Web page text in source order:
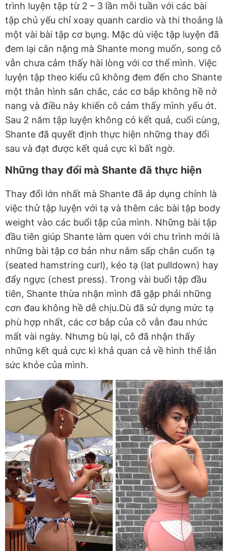
trình luyện tập từ 2 – 3 lần mỗi tuần với các bài
tập chủ yếu chỉ xoay quanh cardio và thi thoảng là
một vài bài tập cơ bụng. Mặc dù việc tập luyện đã
đem lại cân nặng mà Shante mong muốn, song cô
vẫn chưa cảm thấy hài lòng với cơ thể mình. Việc
luyện tập theo kiểu cũ không đem đến cho Shante
một thân hình săn chắc, các cơ bắp không hề nở
nang và điều này khiến cô cảm thấy mình yếu ớt.
Sau 2 năm tập luyện không có kết quả, cuối cùng,
Shante đã quyết định thực hiện những thay đổi
sau và đạt được kết quả cực kì bất ngờ.
Những thay đổi mà Shante đã thực hiện
Thay đổi lớn nhất mà Shante đã áp dụng chính là
việc thử tập luyện với tạ và thêm các bài tập body
weight vào các buổi tập của mình. Những bài tập
đầu tiên giúp Shante làm quen với chu trình mới là
những bài tập cơ bản như nằm sấp chân cuốn tạ
(seated hamstring curl), kéo tạ (lat pulldown) hay
đẩy ngực (chest press). Trong vài buổi tập đầu
tiên, Shante thừa nhận mình đã gặp phải những
cơn đau không hề dễ chịu.Dù đã sử dụng mức tạ
phù hợp nhất, các cơ bắp của cô vẫn đau nhức
mất vài ngày. Nhưng bù lại, cô đã nhận thấy
những kết quả cực kì khả quan cả về hình thể lẫn
sức khỏe của mình.